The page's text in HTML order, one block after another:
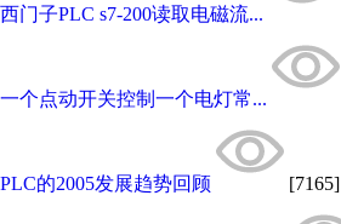
西门子PLC s7-200读取电磁流...
一个点动开关控制一个电灯常...
PLC的2005发展趋势回顾 [7165]